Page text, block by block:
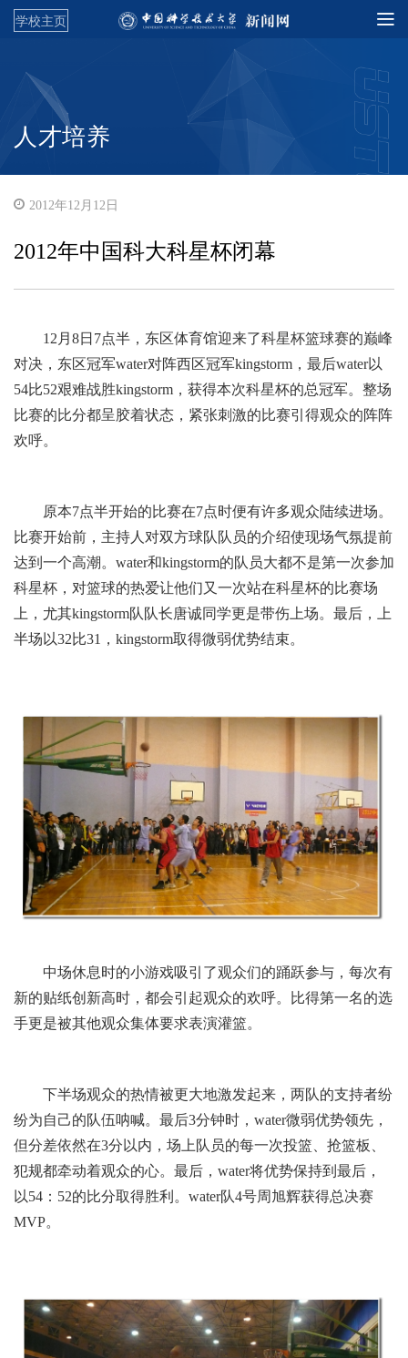
学校主页
人才培养
2012年12月12日
2012年中国科大科星杯闭幕
12月8日7点半，东区体育馆迎来了科星杯篮球赛的巅峰
对决，东区冠军water对阵西区冠军kingstorm，最后water以
54比52艰难战胜kingstorm，获得本次科星杯的总冠军。整场
比赛的比分都呈胶着状态，紧张刺激的比赛引得观众的阵阵
欢呼。
原本7点半开始的比赛在7点时便有许多观众陆续进场。
比赛开始前，主持人对双方球队队员的介绍使现场气氛提前
达到一个高潮。water和kingstorm的队员大都不是第一次参加
科星杯，对篮球的热爱让他们又一次站在科星杯的比赛场
上，尤其kingstorm队队长唐诚同学更是带伤上场。最后，上
半场以32比31，kingstorm取得微弱优势结束。
中场休息时的小游戏吸引了观众们的踊跃参与，每次有
新的贴纸创新高时，都会引起观众的欢呼。比得第一名的选
手更是被其他观众集体要求表演灌篮。
下半场观众的热情被更大地激发起来，两队的支持者纷
纷为自己的队伍呐喊。最后3分钟时，water微弱优势领先，
但分差依然在3分以内，场上队员的每一次投篮、抢篮板、
犯规都牵动着观众的心。最后，water将优势保持到最后，
以54：52的比分取得胜利。water队4号周旭辉获得总决赛
MVP。